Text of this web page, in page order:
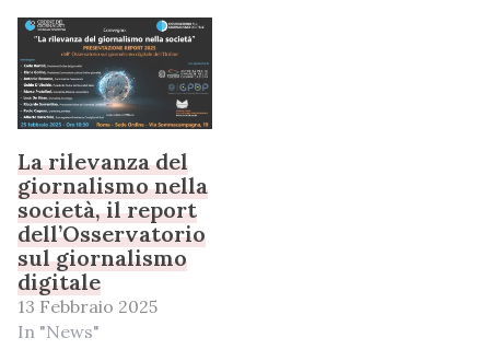
La rilevanza del
giornalismo nella
società, il report
dell’Osservatorio
sul giornalismo
digitale
13 Febbraio 2025
In "News"